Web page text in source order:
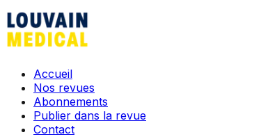
Accueil
Nos revues
Abonnements
Publier dans la revue
Contact